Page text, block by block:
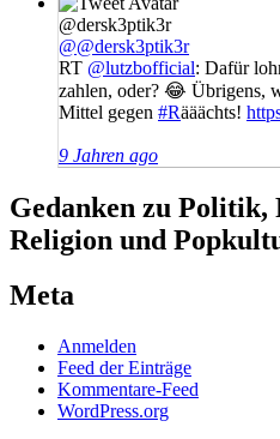
@dersk3ptik3r
@@dersk3ptik3r
RT @lutzbofficial: Dafür
zahlen, oder? 😂 Übrigens,
Mittel gegen #Rääächts!
9 Jahren ago
Gedanken zu Politik,
Religion und
Meta
Anmelden
Feed der Einträge
Kommentare-Feed
WordPress.org